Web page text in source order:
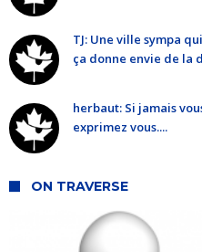
TJ: Une ville sympa
ça donne envie de la
herbaut: Si jamais
exprimez vous....
ON TRAVERSE